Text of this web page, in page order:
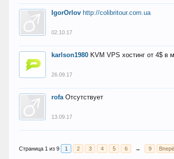
IgorOrlov http://colibritour.com.ua
02.10.17
karlson1980 KVM VPS хостинг от 4$ в
26.09.17
rofa Отсутствует
13.09.17
Страница 1 из 9 1 2 3 4 5 6 → 9